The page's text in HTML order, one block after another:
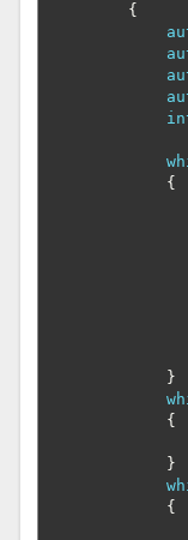
{
{
}
{
}
{